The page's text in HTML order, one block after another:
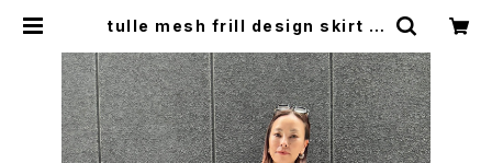
tulle mesh frill design skirt ス
ウエスト | LOOSEHOUSE